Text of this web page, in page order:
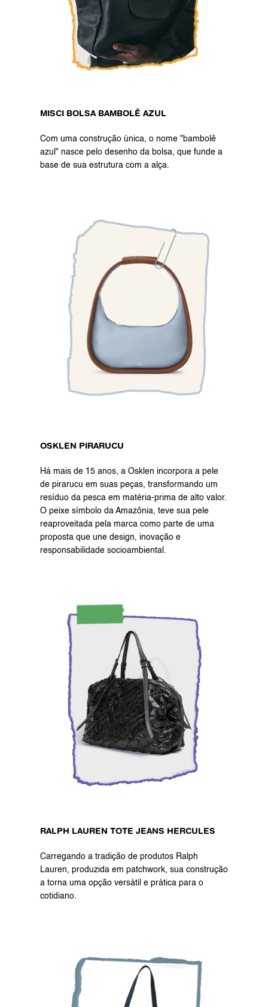
MISCI BOLSA BAMBOLÊ AZUL
Com uma construção única, o nome "bambolê
azul" nasce pelo desenho da bolsa, que funde a
base de sua estrutura com a alça.
OSKLEN PIRARUCU
Há mais de 15 anos, a Osklen incorpora a pele
de pirarucu em suas peças, transformando um
resíduo da pesca em matéria-prima de alto valor.
O peixe símbolo da Amazônia, teve sua pele
reaproveitada pela marca como parte de uma
proposta que une design, inovação e
responsabilidade socioambiental.
RALPH LAUREN TOTE JEANS HERCULES
Carregando a tradição de produtos Ralph
Lauren, produzida em patchwork, sua construção
a torna uma opção versátil e prática para o
cotidiano.